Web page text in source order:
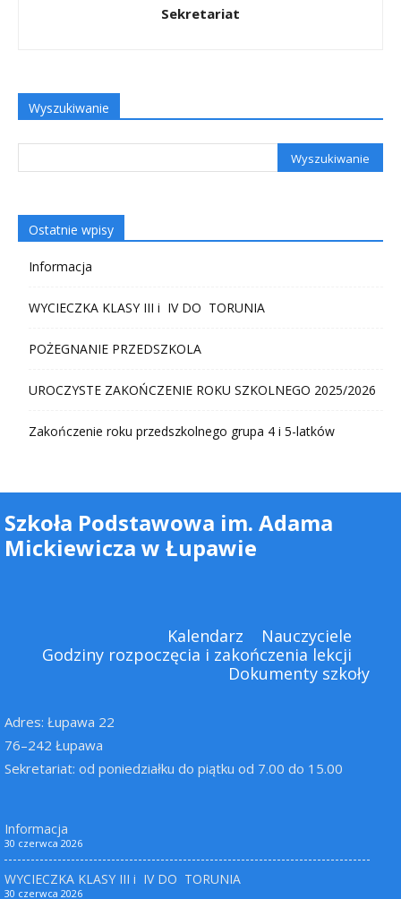
Sekretariat
Wyszukiwanie
Ostatnie wpisy
Informacja
WYCIECZKA KLASY III i IV DO TORUNIA
POŻEGNANIE PRZEDSZKOLA
UROCZYSTE ZAKOŃCZENIE ROKU SZKOLNEGO 2025/2026
Zakończenie roku przedszkolnego grupa 4 i 5-latków
Szkoła Podstawowa im. Adama
Mickiewicza w Łupawie
Kalendarz
Nauczyciele
Godziny rozpoczęcia i zakończenia lekcji
Dokumenty szkoły
Adres: Łupawa 22
76–242 Łupawa
Sekretariat: od poniedziałku do piątku od 7.00 do 15.00
Informacja
30 czerwca 2026
WYCIECZKA KLASY III i IV DO TORUNIA
30 czerwca 2026